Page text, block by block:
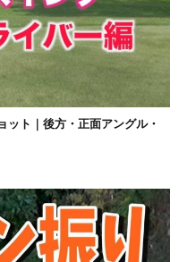
ット｜後方・正面アングル・